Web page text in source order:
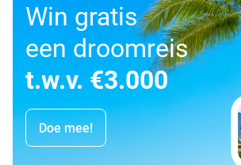
Win gratis
een droomreis
t.w.v. €3.000
Doe mee!